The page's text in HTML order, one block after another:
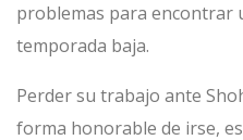
problemas para encontrar
temporada baja.
Perder su trabajo ante
forma honorable de irse,